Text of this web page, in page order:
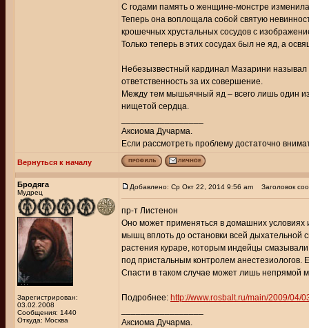
С годами память о женщине-монстре
Теперь она воплощала собой святую
крошечных хрустальных сосудов с
Только теперь в этих сосудах был не яд, а
Небезызвестный кардинал Мазарини
ответственность за их совершение.
Между тем мышьячный яд – всего лишь один
нищетой сердца.
Аксиома Дучарма.
Если рассмотреть проблему достаточно
Вернуться к началу
Бродяга
Мудрец
Зарегистрирован:
03.02.2008
Сообщения: 1440
Откуда: Москва
Добавлено: Ср Окт 22, 2014 9:56 am Заголовок
пр-т Листенон
Оно может применяться в домашних
мышц вплоть до остановки всей дыхательной
растения кураре, которым индейцы
под пристальным контролем анестезиологов.
Спасти в таком случае может лишь непрямой
Подробнее: http://www.rosbalt.ru/main/2009/04/
Аксиома Дучарма.